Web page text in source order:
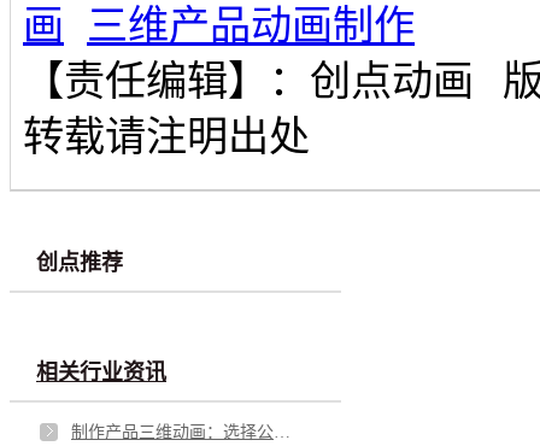
画
三维产品动画制作
【责任编辑】： 创点动画
转载请注明出处
创点推荐
相关行业资讯